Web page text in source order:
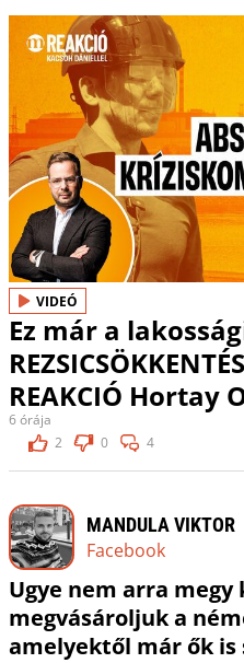
VIDEÓ
Ez már a
REAKCIÓ Hortay
6 órája
2
0 4
MANDULA VIKTOR
Facebook
Ugye nem arra megy
megvásároljuk a
amelyektől már ők is